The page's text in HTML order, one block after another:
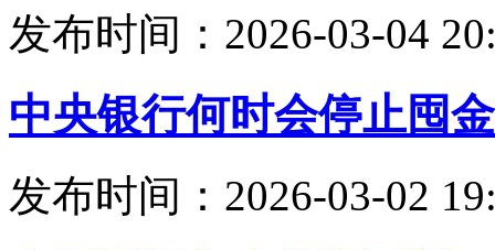
发布时间：2026-03-04
中央银行何时会停止囤金
发布时间：2026-03-02